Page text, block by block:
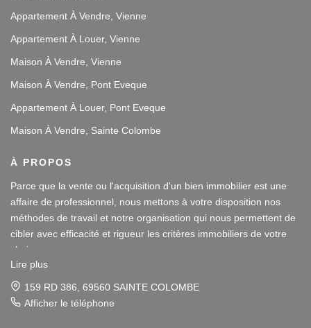
Appartement À Vendre, Vienne
Appartement À Louer, Vienne
Maison À Vendre, Vienne
Maison À Vendre, Pont Eveque
Appartement À Louer, Pont Eveque
Maison À Vendre, Sainte Colombe
À PROPOS
Parce que la vente ou l'acquisition d'un bien immobilier est une
affaire de professionnel, nous mettons à votre disposition nos
méthodes de travail et notre organisation qui nous permettent de
cibler avec efficacité et rigueur les critères immobiliers de votre
choix.
Notre disponibilité et notre écoute au sein de nos agences
immobilières à Vienne et Sainte Colombe les Vienne, au Sud de
Lire plus
159 RD 386, 69560 SAINTE COLOMBE
Afficher le téléphone